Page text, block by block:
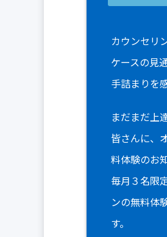
カウンセリ
ケースの見
手詰まりを
まだまだ上
皆さんに、
料体験のお
毎月３名限
ンの無料体
す。